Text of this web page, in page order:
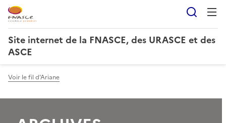
Site internet de la FNASCE, des URASCE et des
ASCE
Voir le fil d'Ariane